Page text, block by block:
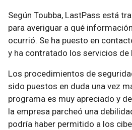
Según Toubba, LastPass está
para averiguar a qué
ocurrió. Se ha puesto en
y ha contratado los servicios de
Los procedimientos de
sido puestos en duda una vez
programa es muy apreciado y
la empresa parcheó una
podría haber permitido a los